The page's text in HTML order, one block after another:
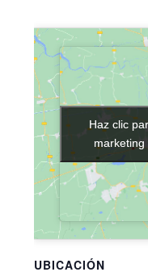
UBICACIÓN
Haz clic
Haz clic